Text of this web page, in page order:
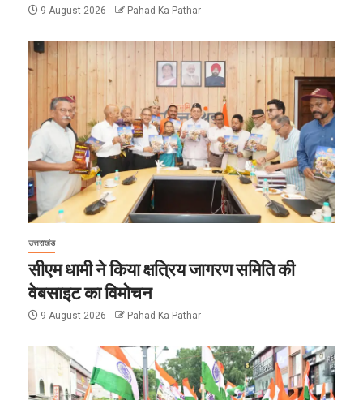
9 August 2026 Pahad Ka Pathar
उत्तराखंड
सीएम धामी ने किया क्षत्रिय जागरण समिति की
वेबसाइट का विमोचन
9 August 2026 Pahad Ka Pathar